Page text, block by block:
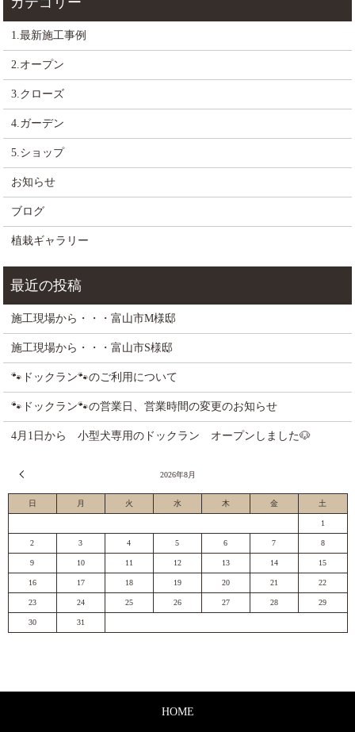
1.最新施工事例
2.オープン
3.クローズ
4.ガーデン
5.ショップ
お知らせ
ブログ
植栽ギャラリー
施工現場から・・・富山市M様邸
施工現場から・・・富山市S様邸
🐾ドックラン🐾のご利用について
🐾ドックラン🐾の営業日、営業時間の変更のお知らせ
4月1日から 小型犬専用のドックラン オープンしました🐶
2026年8月
日 月 火 水 木 金 土
1
2 3 4 5 6 7 8
9 10 11 12 13 14 15
16 17 18 19 20 21 22
23 24 25 26 27 28 29
30 31
HOME